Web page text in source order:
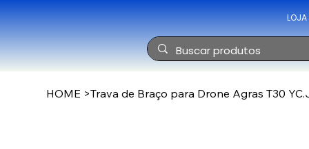
LOJA
HOME >Trava de Braço para Drone Agras T30